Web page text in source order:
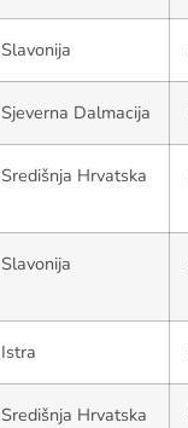
Slavonija
Sjeverna Dalmacija
Središnja Hrvatska
Slavonija
Istra
Središnja Hrvatska